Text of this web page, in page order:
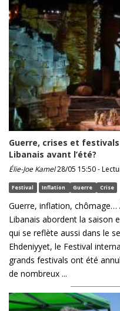
Guerre, crises et
Libanais avant l’été?
Élie-Joe Kamel28/05 15:50 -
Festival Inflation Guerre Crise
Guerre, inflation, chômage…
Libanais abordent la saison
qui se reflète aussi dans le
Ehdeniyyet, le Festival
grands festivals ont été
de nombreux ...